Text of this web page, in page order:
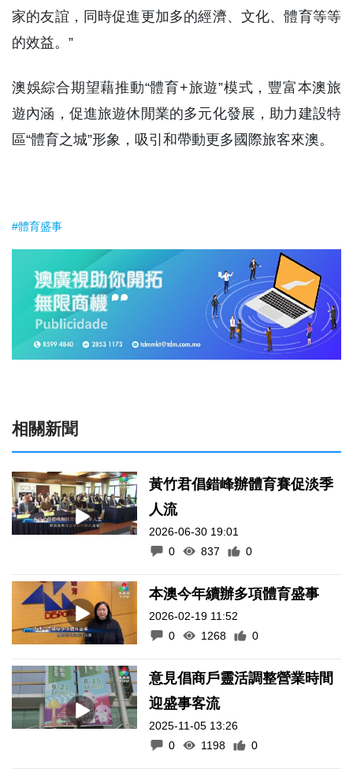
家的友誼，同時促進更加多的經濟、文化、體育等等
的效益。”
澳娛綜合期望藉推動“體育+旅遊”模式，豐富本澳旅
遊內涵，促進旅遊休閒業的多元化發展，助力建設特
區“體育之城”形象，吸引和帶動更多國際旅客來澳。
#體育盛事
相關新聞
黃竹君倡錯峰辦體育賽促淡季
人流
2026-06-30 19:01
0
837 0
本澳今年續辦多項體育盛事
2026-02-19 11:52
0
1268 0
意見倡商戶靈活調整營業時間
迎盛事客流
2025-11-05 13:26
0
1198 0